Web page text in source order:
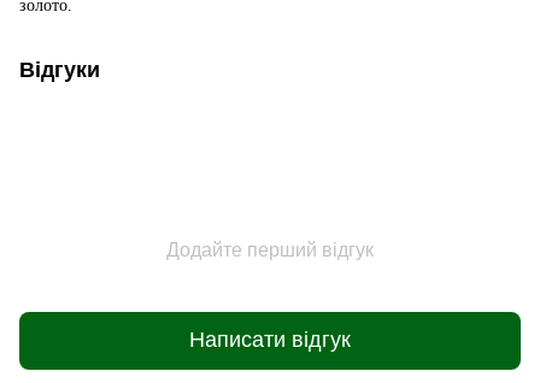
золото.
Відгуки
Додайте перший відгук
Написати відгук